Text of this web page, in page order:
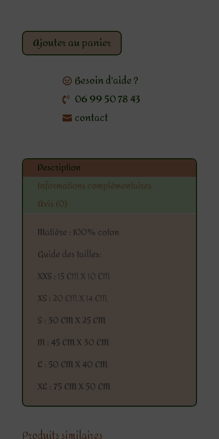
Ajouter au panier
Besoin d'aide ?
06 99 50 78 43
contact
Description
Informations complémentaires
Avis (0)
Matière :100% coton
Guide des tailles:
XXS : 15 CM X 10 CM
XS :20 CM X 14 CM
S :30 CM X 25 CM
M :45 CM X 30 CM
L :50 CM X 40 CM
XL :75 CM X 50 CM